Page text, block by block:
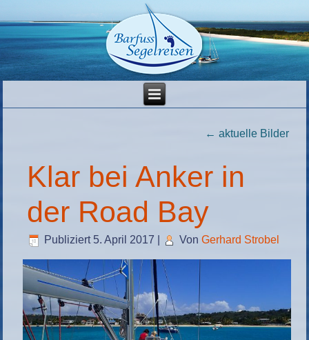
← aktuelle Bilder
Klar bei Anker in
der Road Bay
Publiziert 5. April 2017 Von Gerhard Strobel